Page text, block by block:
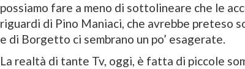
possiamo fare a meno di sottolineare che le
riguardi di Pino Maniaci, che avrebbe preteso
e di Borgetto ci sembrano un po’ esagerate.
La realtà di tante Tv, oggi, è fatta di piccole